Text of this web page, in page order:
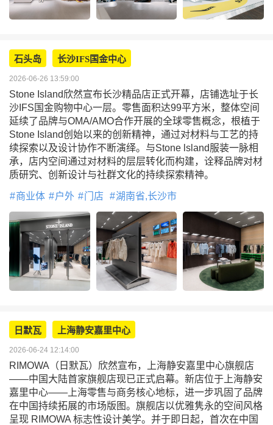
石头岛 长沙IFS国金中心
2026-06-26 13:59:00
Stone Island欣然宣布长沙精品店正式开幕，店铺选址于长
沙IFS国金购物中心一层。零售面积达99平方米，整体空间
延续了品牌与OMA/AMO合作开展的全球零售概念，根植于
Stone Island创始以来的创新精神，通过对材料与工艺的持
续探索以及设计协作不断演绎。与Stone lsland服装一脉相
承，店内空间通过对材料的层层转化而构建，诠释品牌对材
质研究、创新设计与社群文化的持续探索精神。
商业体 户外 门店 湖南省,长沙市
日默瓦 上海静安嘉里中心
2026-06-24 12:14:00
RIMOWA（日默瓦）欣然宣布，上海静安嘉里中心旗舰店
——中国大陆首家旗舰店现已正式启幕。新店位于上海静安
嘉里中心——上海零售与商务核心地标，进一步巩固了品牌
在中国持续拓展的市场版图。旗舰店以优雅隽永的空间风格
呈现 RIMOWA 标志性设计美学。并于即日起，首次在中国